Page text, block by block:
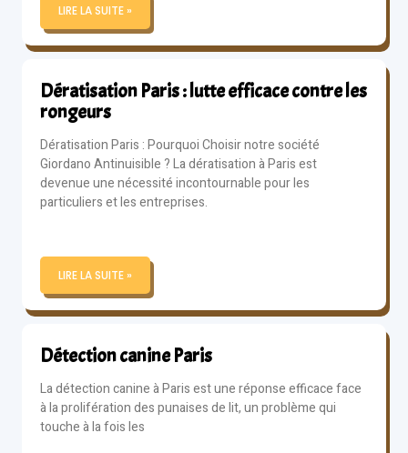
LIRE LA SUITE »
Dératisation Paris : lutte efficace contre les
rongeurs
Dératisation Paris : Pourquoi Choisir notre société
Giordano Antinuisible ? La dératisation à Paris est
devenue une nécessité incontournable pour les
particuliers et les entreprises.
LIRE LA SUITE »
Détection canine Paris
La détection canine à Paris est une réponse efficace face
à la prolifération des punaises de lit, un problème qui
touche à la fois les